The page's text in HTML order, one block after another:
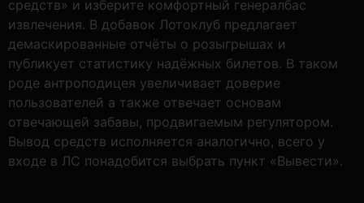
средств» и изберите комфортный генералбас
извлечения. В добавок Лотоклуб предлагает
демаскированные отчёты о розыгрышах и
публикует статистику надёжных билетов. В таком
роде антроподицея увеличивает доверие
пользователей а также отвечает основам
отвечающей забавы, продвигаемым регулятором.
Вывод средств исполняется аналогично, всего у
входе в ЛС понадобится выбрать пункт «Вывести».